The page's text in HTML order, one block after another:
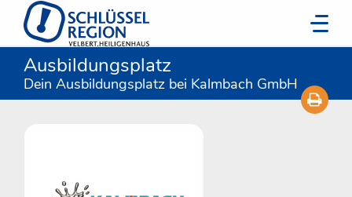
Ausbildungsplatz
Dein Ausbildungsplatz bei Kalmbach GmbH